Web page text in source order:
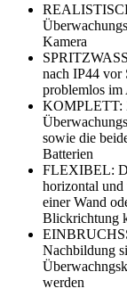
Kamera
nach IP44 vor
problemlos im
KOMPLETT:
sowie die
Batterien
FLEXIBEL:
horizontal und
einer Wand
Blickrichtung
Nachbildung
werden